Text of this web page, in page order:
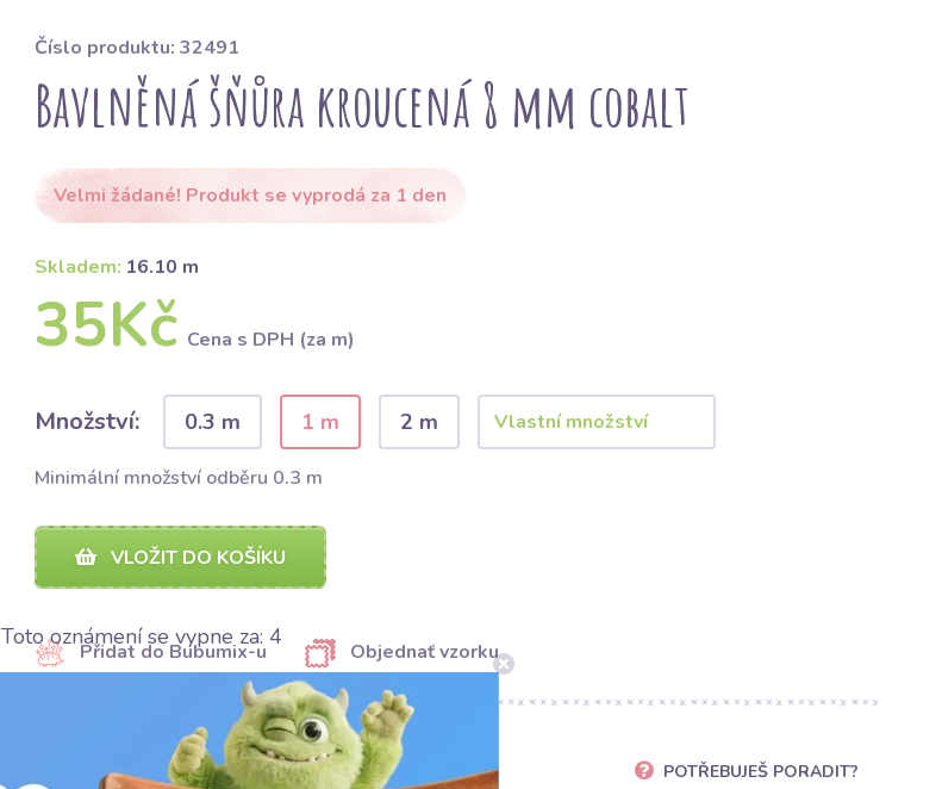
Číslo produktu: 32491
Bavlněná šňůra kroucená 8 mm cobalt
Velmi žádané! Produkt se vyprodá za 1 den
Skladem: 16.10 m
35Kč Cena s DPH (za m)
Množství: 0.3 m 1 m 2 m
Minimální množství odběru 0.3 m
VLOŽIT DO KOŠÍKU
Přidat do Bubumix-u Objednať vzorku
SDÍLET SDÍLET POTŘEBUJEŠ PORADIT?
Toto oznámení se vypne za: 3